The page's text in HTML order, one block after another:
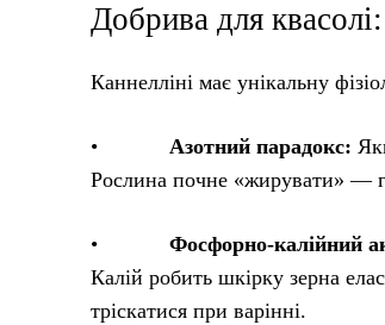
Добрива для
Каннелліні має унікальну
• Азотний парадокс:
Рослина почне «жирувати» —
• Фосфорно-калійний
Калій робить шкірку зерна
тріскатися при варінні.